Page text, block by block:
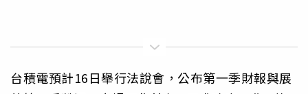
台積電預計16日舉行法說會，公布第一季財報與展